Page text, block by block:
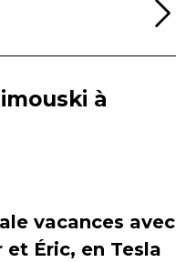
à
vacances avec
Éric, en Tesla